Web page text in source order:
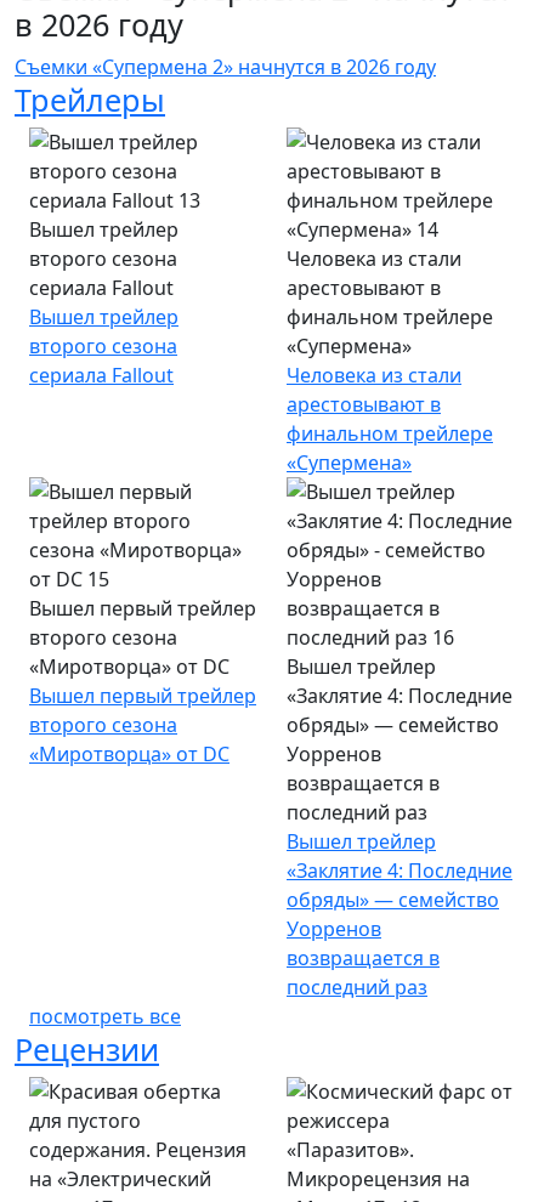
в 2026 году
Съемки «Супермена 2» начнутся в 2026 году
Трейлеры
Вышел трейлер
второго сезона
сериала Fallout
Вышел трейлер
второго сезона
сериала Fallout
Человека из стали
арестовывают в
финальном трейлере
«Супермена»
Человека из стали
арестовывают в
финальном трейлере
«Супермена»
Вышел первый трейлер
второго сезона
«Миротворца» от DC
Вышел первый трейлер
второго сезона
«Миротворца» от DC
Вышел трейлер
«Заклятие 4: Последние
обряды» — семейство
Уорренов
возвращается в
последний раз
Вышел трейлер
«Заклятие 4: Последние
обряды» — семейство
Уорренов
возвращается в
последний раз
посмотреть все
Рецензии